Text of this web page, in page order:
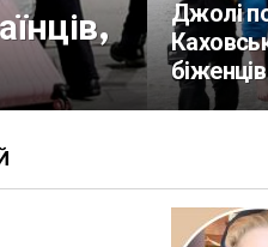
Джолі